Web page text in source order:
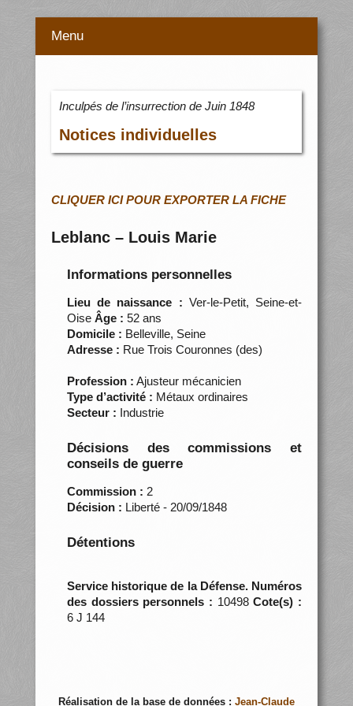
Menu
Inculpés de l’insurrection de Juin 1848
Notices individuelles
CLIQUER ICI POUR EXPORTER LA FICHE
Leblanc – Louis Marie
Informations personnelles
Lieu de naissance : Ver-le-Petit, Seine-et-
OiseÂge : 52 ans
Domicile : Belleville, Seine
Adresse : Rue Trois Couronnes (des)
Profession : Ajusteur mécanicien
Type d’activité : Métaux ordinaires
Secteur : Industrie
Décisions des commissions et
conseils de guerre
Commission : 2
Décision : Liberté - 20/09/1848
Détentions
Service historique de la Défense. Numéros
des dossiers personnels : 10498Cote(s) :
6 J 144
Réalisation de la base de données : Jean-Claude